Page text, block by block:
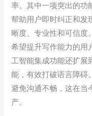
率。其中一项突出的功
帮助用户即时纠正和发
晰度、专业性和可信度
希望提升写作能力的用
工智能集成功能还扩展
能，有效打破语言障碍
避免沟通不畅，这在当
产。